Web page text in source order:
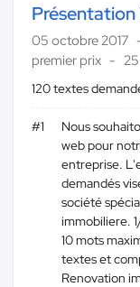
Présentation
05 octobre 2017
premier prix
120 textes
#1
Nous
web pour
entreprise.
demandés
société
immobiliere.
10 mots
textes et
Renovation